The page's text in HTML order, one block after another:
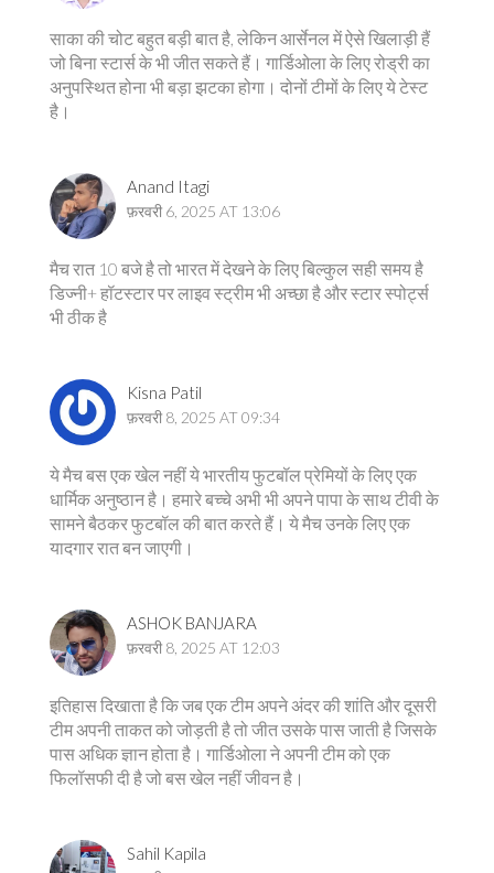
साका की चोट बहुत बड़ी बात है, लेकिन आर्सेनल में ऐसे खिलाड़ी हैं
जो बिना स्टार्स के भी जीत सकते हैं। गार्डिओला के लिए रोड्री का
अनुपस्थित होना भी बड़ा झटका होगा। दोनों टीमों के लिए ये टेस्ट
है।
Anand Itagi
फ़रवरी 6, 2025 AT 13:06
मैच रात 10 बजे है तो भारत में देखने के लिए बिल्कुल सही समय है
डिज्नी+ हॉटस्टार पर लाइव स्ट्रीम भी अच्छा है और स्टार स्पोर्ट्स
भी ठीक है
Kisna Patil
फ़रवरी 8, 2025 AT 09:34
ये मैच बस एक खेल नहीं ये भारतीय फुटबॉल प्रेमियों के लिए एक
धार्मिक अनुष्ठान है। हमारे बच्चे अभी भी अपने पापा के साथ टीवी के
सामने बैठकर फुटबॉल की बात करते हैं। ये मैच उनके लिए एक
यादगार रात बन जाएगी।
ASHOK BANJARA
फ़रवरी 8, 2025 AT 12:03
इतिहास दिखाता है कि जब एक टीम अपने अंदर की शांति और दूसरी
टीम अपनी ताकत को जोड़ती है तो जीत उसके पास जाती है जिसके
पास अधिक ज्ञान होता है। गार्डिओला ने अपनी टीम को एक
फिलॉसफी दी है जो बस खेल नहीं जीवन है।
Sahil Kapila